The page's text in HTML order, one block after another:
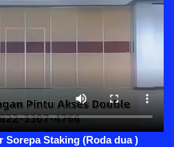
Sorepa Staking (Roda dua )